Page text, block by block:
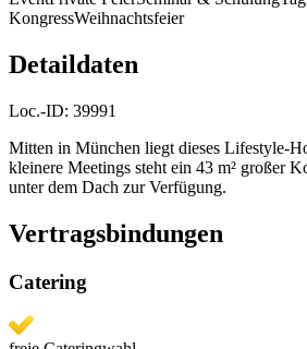
KongressWeihnachtsfeier
Detaildaten
Loc.-ID: 39991
Mitten in München liegt dieses Lifestyle-
kleinere Meetings steht ein 43 m² großer
unter dem Dach zur Verfügung.
Vertragsbindungen
Catering